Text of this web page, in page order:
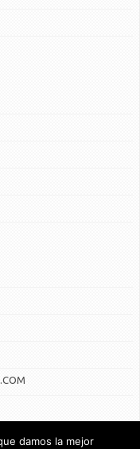
damos la mejor